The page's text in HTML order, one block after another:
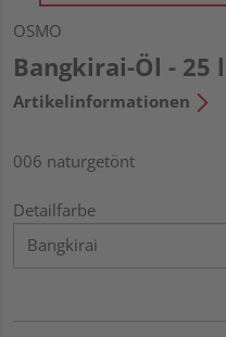
OSMO
Bangkirai-Öl - 25 l
Artikelinformationen
006 naturgetönt
Detailfarbe